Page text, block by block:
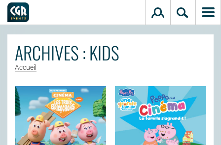
ARCHIVES : KIDS
Accueil